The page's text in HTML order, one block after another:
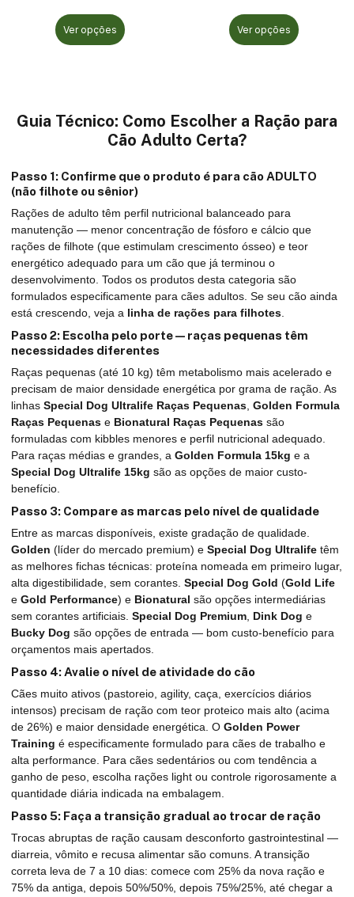
Ver opções Ver opções
Guia Técnico: Como Escolher a Ração para
Cão Adulto Certa?
Passo 1: Confirme que o produto é para cão ADULTO
(não filhote ou sênior)
Rações de adulto têm perfil nutricional balanceado para
manutenção — menor concentração de fósforo e cálcio que
rações de filhote (que estimulam crescimento ósseo) e teor
energético adequado para um cão que já terminou o
desenvolvimento. Todos os produtos desta categoria são
formulados especificamente para cães adultos. Se seu cão ainda
está crescendo, veja a linha de rações para filhotes.
Passo 2: Escolha pelo porte — raças pequenas têm
necessidades diferentes
Raças pequenas (até 10 kg) têm metabolismo mais acelerado e
precisam de maior densidade energética por grama de ração. As
linhas Special Dog Ultralife Raças Pequenas, Golden Formula
Raças Pequenas e Bionatural Raças Pequenas são
formuladas com kibbles menores e perfil nutricional adequado.
Para raças médias e grandes, a Golden Formula 15kg e a
Special Dog Ultralife 15kg são as opções de maior custo-
benefício.
Passo 3: Compare as marcas pelo nível de qualidade
Entre as marcas disponíveis, existe gradação de qualidade.
Golden (líder do mercado premium) e Special Dog Ultralife têm
as melhores fichas técnicas: proteína nomeada em primeiro lugar,
alta digestibilidade, sem corantes. Special Dog Gold (Gold Life
e Gold Performance) e Bionatural são opções intermediárias
sem corantes artificiais. Special Dog Premium, Dink Dog e
Bucky Dog são opções de entrada — bom custo-benefício para
orçamentos mais apertados.
Passo 4: Avalie o nível de atividade do cão
Cães muito ativos (pastoreio, agility, caça, exercícios diários
intensos) precisam de ração com teor proteico mais alto (acima
de 26%) e maior densidade energética. O Golden Power
Training é especificamente formulado para cães de trabalho e
alta performance. Para cães sedentários ou com tendência a
ganho de peso, escolha rações light ou controle rigorosamente a
quantidade diária indicada na embalagem.
Passo 5: Faça a transição gradual ao trocar de ração
Trocas abruptas de ração causam desconforto gastrointestinal —
diarreia, vômito e recusa alimentar são comuns. A transição
correta leva de 7 a 10 dias: comece com 25% da nova ração e
75% da antiga, depois 50%/50%, depois 75%/25%, até chegar a